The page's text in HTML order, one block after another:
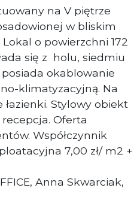
na V piętrze
w bliskim
o powierzchni 172
się z holu, siedmiu
okablowanie
klimatyzacyjną. Na
Stylowy obiekt
Oferta
Współczynnik
7,00 zł/ m2 +
Anna Skwarciak,